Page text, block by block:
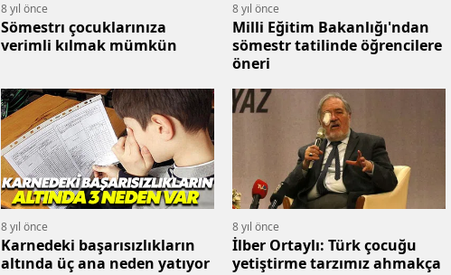
8 yıl önce
Sömestrı çocuklarınıza
verimli kılmak mümkün
8 yıl önce
Milli Eğitim Bakanlığı'ndan
sömestr tatilinde öğrencilere
öneri
8 yıl önce
Karnedeki başarısızlıkların
altında üç ana neden yatıyor
8 yıl önce
İlber Ortaylı: Türk çocuğu
yetiştirme tarzımız ahmakça